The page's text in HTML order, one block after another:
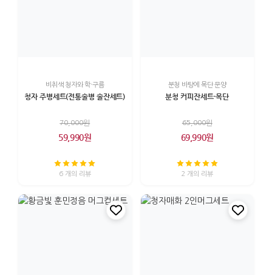
비취색 청자와 학·구름
청자 주병세트(전통술병 술잔세트)
70,000원
59,990원
6 개의 리뷰
분청 바탕에 목단 문양
분청 커피잔세트-목단
65,000원
69,990원
2 개의 리뷰